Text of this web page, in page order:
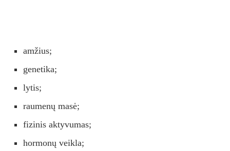
amžius;
genetika;
lytis;
raumenų masė;
fizinis aktyvumas;
hormonų veikla;